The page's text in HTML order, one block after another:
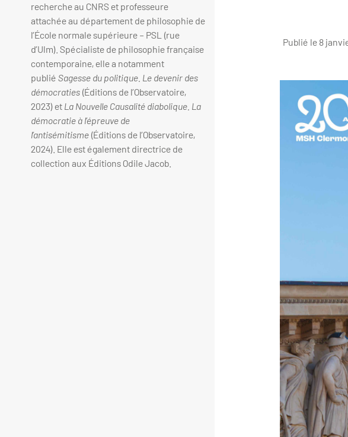
Publié le 8
recherche au CNRS et professeure
attachée au département de philosophie de
l’École normale supérieure – PSL (rue
d’Ulm). Spécialiste de philosophie française
contemporaine, elle a notamment
publié Sagesse du politique. Le devenir des
démocraties (Éditions de l’Observatoire,
2023) et La Nouvelle Causalité diabolique. La
démocratie à l’épreuve de
l’antisémitisme (Éditions de l’Observatoire,
2024). Elle est également directrice de
collection aux Éditions Odile Jacob.